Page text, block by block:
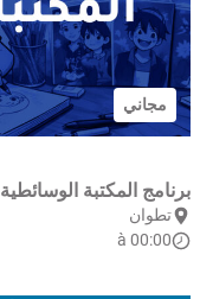
مجاني
برنامج المكتبة الوسائطية
تطوان
à 00:00